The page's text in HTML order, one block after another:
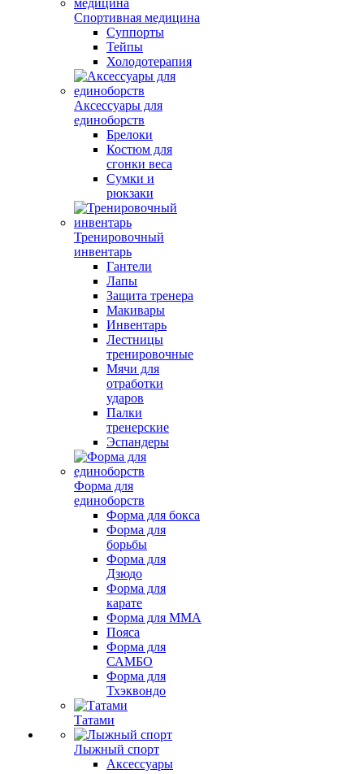
Спортивная медицина
Суппорты
Тейпы
Холодотерапия
Аксессуары для
единоборств
Брелоки
Костюм для
сгонки веса
Сумки и
рюкзаки
Тренировочный
инвентарь
Гантели
Лапы
Защита тренера
Макивары
Инвентарь
Лестницы
тренировочные
Мячи для
отработки
ударов
Палки
тренерские
Эспандеры
Форма для
единоборств
Форма для бокса
Форма для
борьбы
Форма для
Дзюдо
Форма для
карате
Форма для MMA
Пояса
Форма для
САМБО
Форма для
Тхэквондо
Татами
Лыжный спорт
Аксессуары